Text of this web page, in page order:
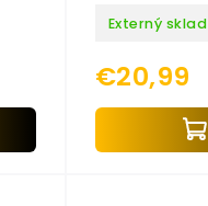
Externý sklad
€20,99